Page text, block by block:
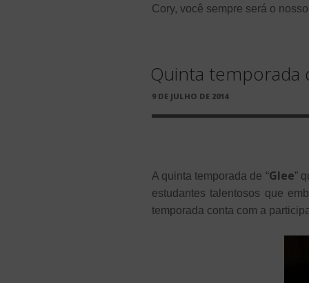
Cory, você sempre será o
Quinta temporada
PUBLICADO
9 DE JULHO DE 2014
A quinta temporada de “Glee”
estudantes talentosos que
temporada conta com a